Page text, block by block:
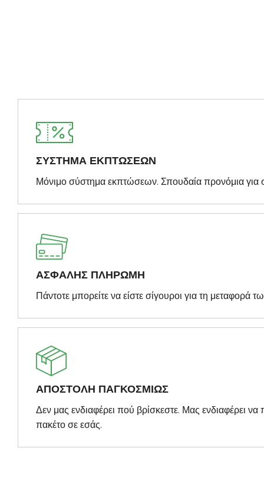
ΣΥΣΤΗΜΑ ΕΚΠΤΩΣΕΩΝ
Μόνιμο σύστημα εκπτώσεων. Σπουδαία προνόμια για
ΑΣΦΑΛΗΣ ΠΛΗΡΩΜΗ
Πάντοτε μπορείτε να είστε σίγουροι για τη μεταφορά
ΑΠΟΣΤΟΛΗ ΠΑΓΚΟΣΜΙΩΣ
Δεν μας ενδιαφέρει πού βρίσκεστε. Μας ενδιαφέρει
πακέτο σε εσάς.